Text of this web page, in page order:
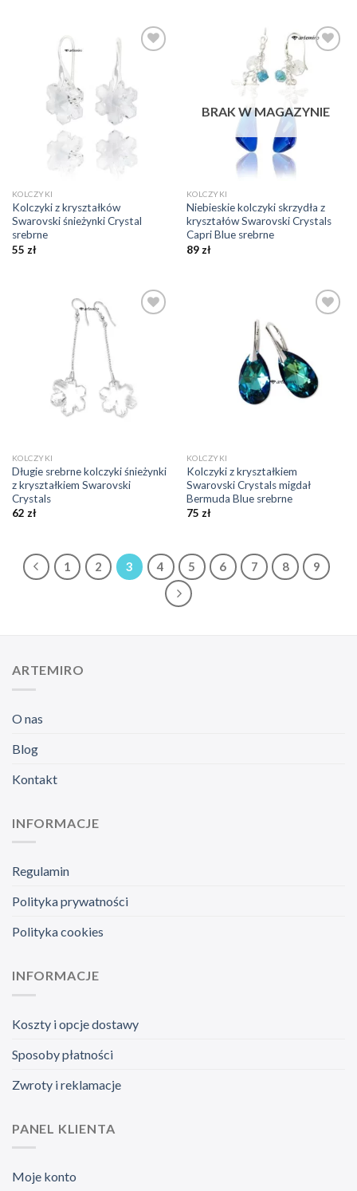
Dodaj do
ulubionych
❤️
KOLCZYKI
Kolczyki z kryształków
Swarovski śnieżynki Crystal
srebrne
55 zł
Dodaj do
ulubionych
BRAK W MAGAZYNIE
KOLCZYKI
Niebieskie kolczyki skrzydła z
kryształów Swarovski Crystals
Capri Blue srebrne
89 zł
KOLCZYKI
Długie srebrne kolczyki śnieżynki
z kryształkiem Swarovski
Crystals
62 zł
KOLCZYKI
Kolczyki z kryształkiem
Swarovski Crystals migdał
Bermuda Blue srebrne
75 zł
1 2 3 4 5 6 7 8 9
ARTEMIRO
O nas
Blog
Kontakt
INFORMACJE
Regulamin
Polityka prywatności
Polityka cookies
INFORMACJE
Koszty i opcje dostawy
Sposoby płatności
Zwroty i reklamacje
PANEL KLIENTA
Moje konto